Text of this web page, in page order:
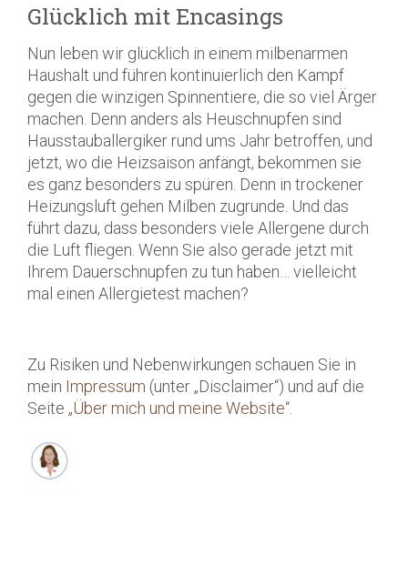
Glücklich mit Encasings
Nun leben wir glücklich in einem milbenarmen
Haushalt und führen kontinuierlich den Kampf
gegen die winzigen Spinnentiere, die so viel Ärger
machen. Denn anders als Heuschnupfen sind
Hausstauballergiker rund ums Jahr betroffen, und
jetzt, wo die Heizsaison anfängt, bekommen sie
es ganz besonders zu spüren. Denn in trockener
Heizungsluft gehen Milben zugrunde. Und das
führt dazu, dass besonders viele Allergene durch
die Luft fliegen. Wenn Sie also gerade jetzt mit
Ihrem Dauerschnupfen zu tun haben… vielleicht
mal einen Allergietest machen?
Zu Risiken und Nebenwirkungen schauen Sie in
mein Impressum (unter „Disclaimer“) und auf die
Seite „Über mich und meine Website“